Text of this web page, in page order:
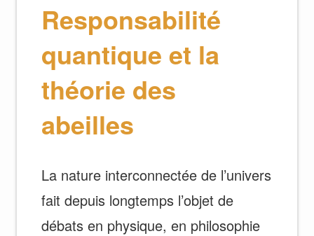
Responsabilité
quantique et la
théorie des
abeilles
La nature interconnectée de l’univers
fait depuis longtemps l’objet de
débats en physique, en philosophie